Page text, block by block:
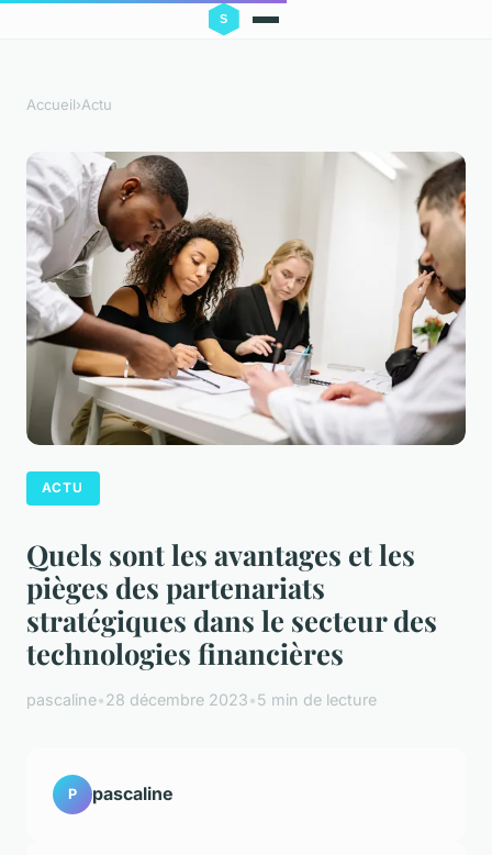
Accueil›Actu
ACTU
Quels sont les avantages et les
pièges des partenariats
stratégiques dans le secteur des
technologies financières
pascaline•28 décembre 2023•5 min de lecture
P pascaline